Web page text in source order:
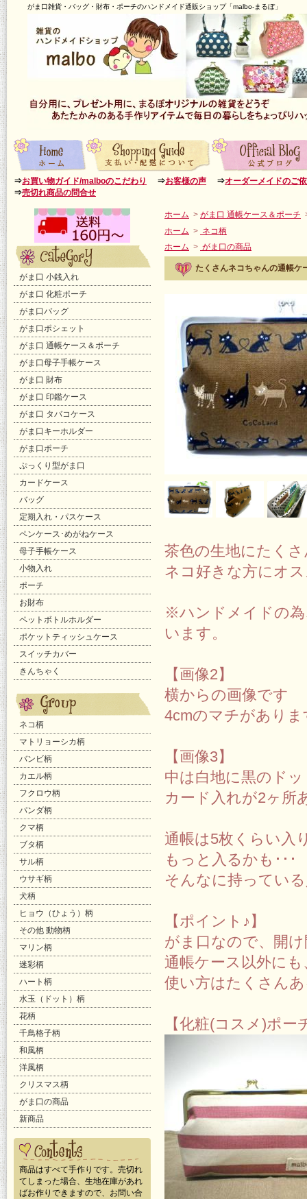
がま口雑貨・バッグ・財布・ポーチのハンドメイド通販ショップ「malbo-まるぼ」
⇒お買い物ガイド/malboのこだわり ⇒お客様の声 ⇒オーダーメイドのご
⇒売切れ商品の問合せ
がま口 小銭入れ
がま口 化粧ポーチ
がま口バッグ
がま口ポシェット
がま口 通帳ケース＆ポーチ
がま口母子手帳ケース
がま口 財布
がま口 印鑑ケース
がま口 タバコケース
がま口キーホルダー
がま口ポーチ
ぷっくり型がま口
カードケース
バッグ
定期入れ・パスケース
ペンケース･めがねケース
母子手帳ケース
小物入れ
ポーチ
お財布
ペットボトルホルダー
ポケットティッシュケース
スイッチカバー
きんちゃく
ネコ柄
マトリョーシカ柄
バンビ柄
カエル柄
フクロウ柄
パンダ柄
クマ柄
ブタ柄
サル柄
ウサギ柄
犬柄
ヒョウ（ひょう）柄
その他 動物柄
マリン柄
迷彩柄
ハート柄
水玉（ドット）柄
花柄
千鳥格子柄
和風柄
洋風柄
クリスマス柄
がま口の商品
新商品
商品はすべて手作りです。売切れ
てしまった場合、生地在庫があれ
ばお作りできますので、お問い合
ホーム > がま口 通帳ケース＆ポーチ
ホーム > ネコ柄
ホーム > がま口の商品
たくさんネコちゃんの通帳ケ
茶色の生地にたく
ネコ好きな方にオ
※ハンドメイドの為
います。
【画像2】
横からの画像です
4cmのマチがあり
【画像3】
中は白地に黒のド
カード入れが2ヶ所
通帳は5枚くらい入
もっと入るかも･･･
そんなに持ってい
【ポイント♪】
がま口なので、開
通帳ケース以外に
使い方はたくさん
【化粧(コスメ)ポ